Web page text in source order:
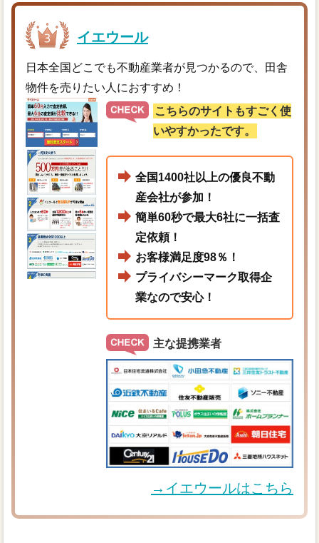
イエウール
日本全国どこでも不動産業者が見つかるので、田舎
物件を売りたい人におすすめ！
こちらのサイトもすごく使
いやすかったです。
全国1400社以上の優良不動
産会社が参加！
簡単60秒で最大6社に一括査
定依頼！
お客様満足度98％！
プライバシーマーク取得企
業なので安心！
主な提携業者
→イエウールはこちら